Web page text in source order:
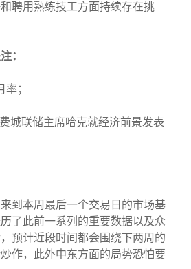
聘用熟练技工方面持续存在挑
：
；
城联储主席哈克就经济前景发表
来到本周最后一个交易日的市场基
了此前一系列的重要数据以及众
预计近段时间都会围绕下两周的
作，此外中东方面的局势恐怕要